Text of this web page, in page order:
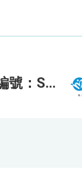
高級技工/技工 (編號：SSO/FM/A/CTE)